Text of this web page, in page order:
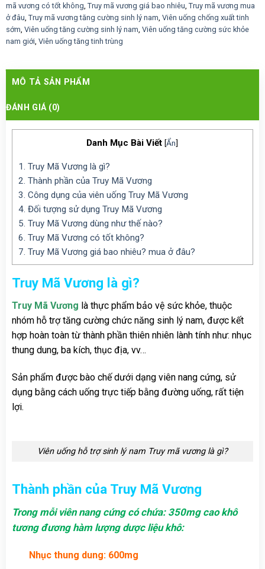
mã vương có tốt không Truy mã vương giá bao nhiêu Truy mã vương mua
ở đâu Truy mã vương tăng cường sinh lý nam Viên uống chống xuất tinh
sớm Viên uống tăng cường sinh lý nam Viên uống tăng cường sức khỏe
nam giới Viên uống tăng tinh trùng
MÔ TẢ SẢN PHẨM
ĐÁNH GIÁ (0)
Danh Mục Bài Viết [Ẩn]
1. Truy Mã Vương là gì?
2. Thành phần của Truy Mã Vương
3. Công dụng của viên uống Truy Mã Vương
4. Đối tượng sử dụng Truy Mã Vương
5. Truy Mã Vương dùng như thế nào?
6. Truy Mã Vương có tốt không?
7. Truy Mã Vương giá bao nhiêu? mua ở đâu?
Truy Mã Vương là gì?
Truy Mã Vương là thực phẩm bảo vệ sức khỏe, thuộc
nhóm hỗ trợ tăng cường chức năng sinh lý nam, được kết
hợp hoàn toàn từ thành phần thiên nhiên lành tính như: nhục
thung dung, ba kích, thục địa, vv…
Sản phẩm được bào chế dưới dạng viên nang cứng, sử
dụng bằng cách uống trực tiếp bằng đường uống, rất tiện
lợi.
Viên uống hỗ trợ sinh lý nam Truy mã vương là gì?
Thành phần của Truy Mã Vương
Trong mỗi viên nang cứng có chứa: 350mg cao khô
tương đương hàm lượng dược liệu khô:
Nhục thung dung: 600mg